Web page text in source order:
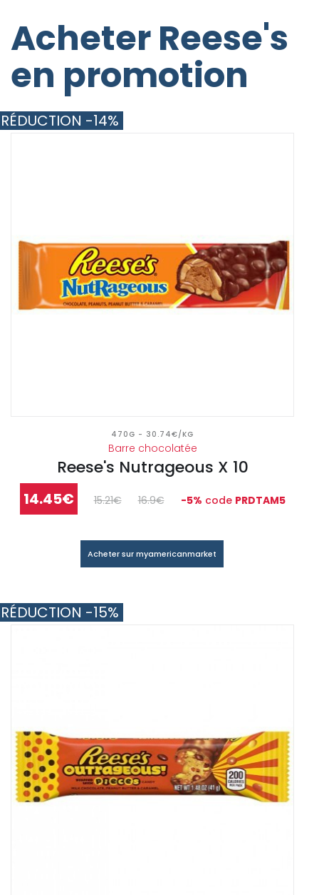
Acheter Reese's
en promotion
470G - 30.74€/KG
Barre chocolatée
Reese's Nutrageous X 10
14.45€ 15.21€ 16.9€ -5% code PRDTAM5
RÉDUCTION -14%
Acheter sur myamericanmarket
RÉDUCTION -15%